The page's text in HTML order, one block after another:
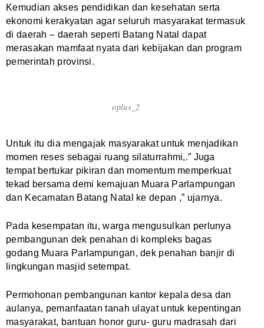
Kemudian akses pendidikan dan kesehatan serta
ekonomi kerakyatan agar seluruh masyarakat termasuk
di daerah – daerah seperti Batang Natal dapat
merasakan mamfaat nyata dari kebijakan dan program
pemerintah provinsi.
oplus_2
Untuk itu dia mengajak masyarakat untuk menjadikan
momen reses sebagai ruang silaturrahmi,.” Juga
tempat bertukar pikiran dan momentum memperkuat
tekad bersama demi kemajuan Muara Parlampungan
dan Kecamatan Batang Natal ke depan ,” ujarnya.
Pada kesempatan itu, warga mengusulkan perlunya
pembangunan dek penahan di kompleks bagas
godang Muara Parlampungan, dek penahan banjir di
lingkungan masjid setempat.
Permohonan pembangunan kantor kepala desa dan
aulanya, pemanfaatan tanah ulayat untuk kepentingan
masyarakat, bantuan honor guru- guru madrasah dari